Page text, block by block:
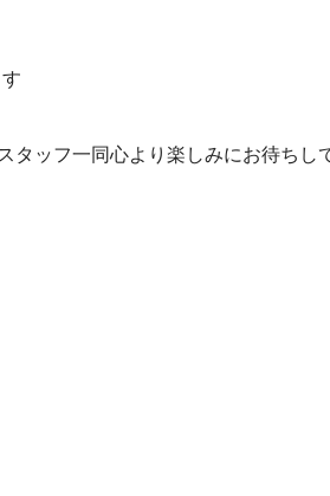
タッフ一同心より楽しみにお待ちし